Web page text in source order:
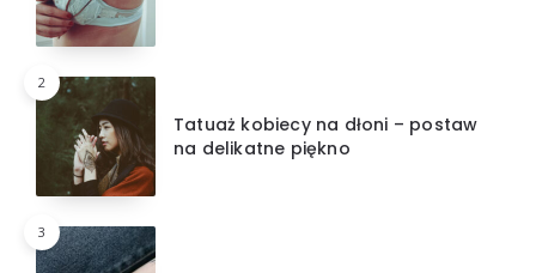
2
Tatuaż kobiecy na dłoni – postaw
na delikatne piękno
3